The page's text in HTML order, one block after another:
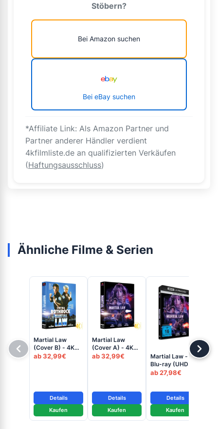
Stöbern?
Bei Amazon suchen
Bei eBay suchen
*Affiliate Link: Als Amazon Partner und
Partner anderer Händler verdient
4kfilmliste.de an qualifizierten Verkäufen
(Haftungsausschluss)
Ähnliche Filme & Serien
Martial Law
(Cover B) - 4K
Steelcase (UHD
ab 32,99€
Details
Kaufen
Martial Law
(Cover A) - 4K
Blu-ray (UHD +
ab 32,99€
Details
Kaufen
Martial Law - 4K
Blu-ray (UHD +
Blu-ray Disc)
ab 27,98€
Details
Kaufen